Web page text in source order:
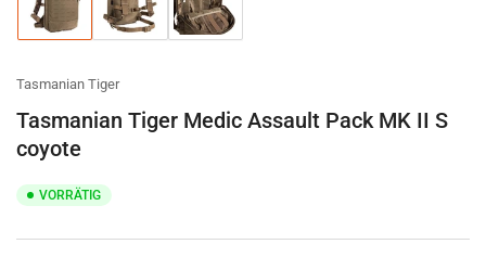
Bild
in
Galerieansicht
laden
Bild
in
Galerieansicht
Bild
in
Galerieansicht
Tasmanian Tiger
Tasmanian Tiger Medic Assault Pack MK II S
coyote
VORRÄTIG